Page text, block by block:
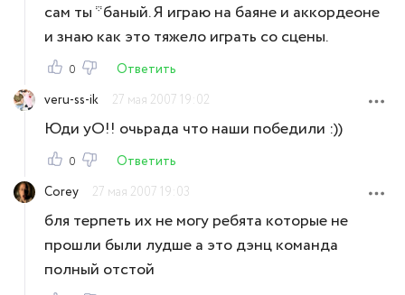
сам ты *баный. Я играю на баяне и аккордеоне
и знаю как это тяжело играть со сцены.
0
Ответить
veru-ss-ik
27 мая 2007 19:02
Юди уО!! очьрада что наши победили :))
0
Ответить
Corey
27 мая 2007 19:03
бля терпеть их не могу ребята которые не
прошли были лудше а это дэнц команда
полный отстой